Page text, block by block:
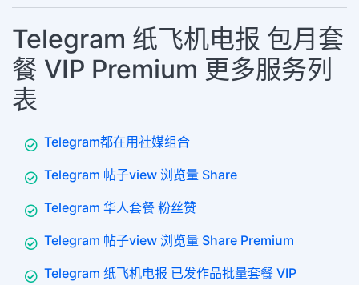
Telegram 纸飞机电报 包月套
餐 VIP Premium 更多服务列
表
Telegram都在用社媒组合
Telegram 帖子view 浏览量 Share
Telegram 华人套餐 粉丝赞
Telegram 帖子view 浏览量 Share Premium
Telegram 纸飞机电报 已发作品批量套餐 VIP